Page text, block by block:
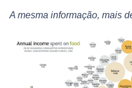
A mesma informação, mais